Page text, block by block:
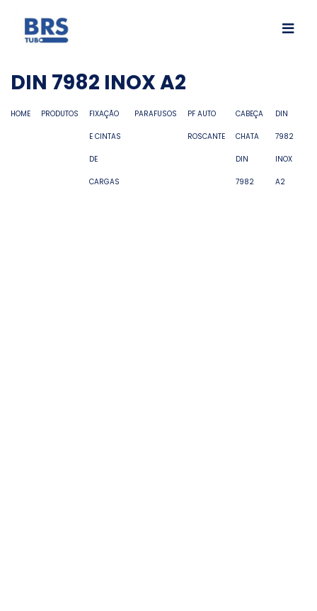
DIN 7982 INOX A2
HOME PRODUTOS FIXAÇÃO
E CINTAS
DE
CARGAS
PARAFUSOS PF AUTO
ROSCANTE
CABEÇA
CHATA
DIN
7982
DIN
7982
INOX
A2